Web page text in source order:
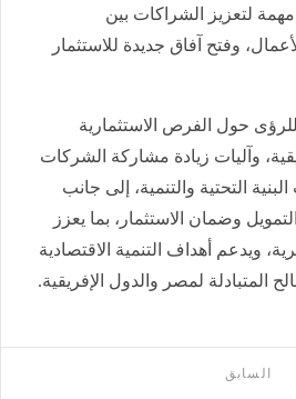
لتعزيز الشراكات بين
وفتح آفاق جديدة للاستثمار
للرؤى حول الفرص الاستثمارية
وآليات زيادة مشاركة الشركات
التحتية والتنمية، إلى جانب
وضمان الاستثمار، بما يعزز
ويدعم أهداف التنمية الاقتصادية
المتبادلة لمصر والدول الإفريقية.
السابق